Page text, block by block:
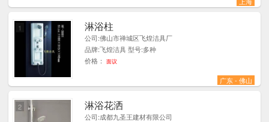
淋浴柱
公司:佛山市禅城区飞煌洁具厂
品牌:飞煌洁具 型号:多种
价格：
面议
广东 - 佛山
1
淋浴花洒
公司:成都九圣王建材有限公司
2